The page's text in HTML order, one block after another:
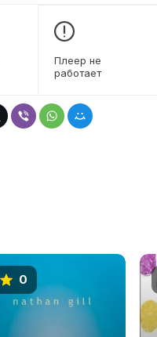
Плеер не
работает
0